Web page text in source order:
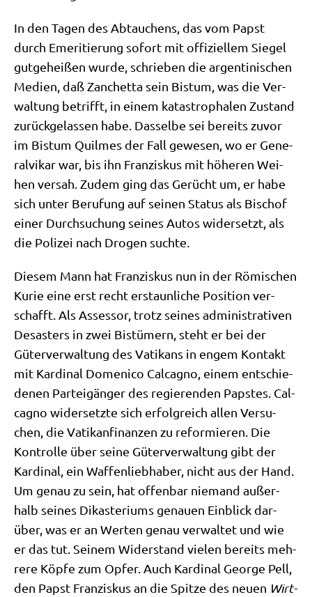
In den Tagen des Abtau­chens, das vom Papst
durch Eme­ri­tie­rung sofort mit offi­zi­el­lem Sie­gel
gut­ge­hei­ßen wur­de, schrie­ben die argen­ti­ni­schen
Medi­en, daß Zan­chet­ta sein Bis­tum, was die Ver­
wal­tung betrifft, in einem kata­stro­pha­len Zustand
zurück­ge­las­sen habe. Das­sel­be sei bereits zuvor
im Bis­tum Quil­mes der Fall gewe­sen, wo er Gene­
ral­vi­kar war, bis ihn Fran­zis­kus mit höhe­ren Wei­
hen ver­sah. Zudem ging das Gerücht um, er habe
sich unter Beru­fung auf sei­nen Sta­tus als Bischof
einer Durch­su­chung sei­nes Autos wider­setzt, als
die Poli­zei nach Dro­gen suchte.
Die­sem Mann hat Fran­zis­kus nun in der Römi­schen
Kurie eine erst recht erstaun­li­che Posi­ti­on ver­
schafft. Als Asses­sor, trotz sei­nes admi­ni­stra­ti­ven
Desa­sters in zwei Bis­tü­mern, steht er bei der
Güter­ver­wal­tung des Vati­kans in engem Kon­takt
mit Kar­di­nal Dome­ni­co Cal­ca­g­no, einem ent­schie­
de­nen Par­tei­gän­ger des regie­ren­den Pap­stes. Cal­
ca­g­no wider­setz­te sich erfolg­reich allen Ver­su­
chen, die Vati­kan­finan­zen zu refor­mie­ren. Die
Kon­trol­le über sei­ne Güter­ver­wal­tung gibt der
Kar­di­nal, ein Waf­fen­lieb­ha­ber, nicht aus der Hand.
Um genau zu sein, hat offen­bar nie­mand außer­
halb sei­nes Dik­aste­ri­ums genau­en Ein­blick dar­
über, was er an Wer­ten genau ver­wal­tet und wie
er das tut. Sei­nem Wider­stand vie­len bereits meh­
re­re Köp­fe zum Opfer. Auch Kar­di­nal Geor­ge Pell,
den Papst Fran­zis­kus an die Spit­ze des neu­en Wirt­